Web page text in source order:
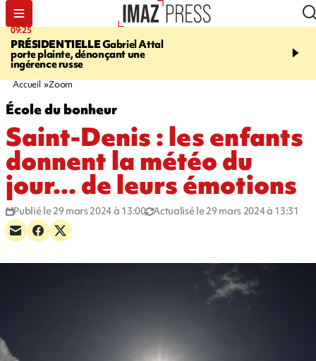
09:25
PRÉSIDENTIELLEGabriel Attal
porte plainte, dénonçant une
ingérence russe
11:43
accident après le virage
Accueil Zoom
École du bonheur
Saint-Denis : les enfants
donnent la météo du
jour... de leurs émotions
Publié le 29 mars 2024 à 13:00 Actualisé le 29 mars 2024 à 13:31